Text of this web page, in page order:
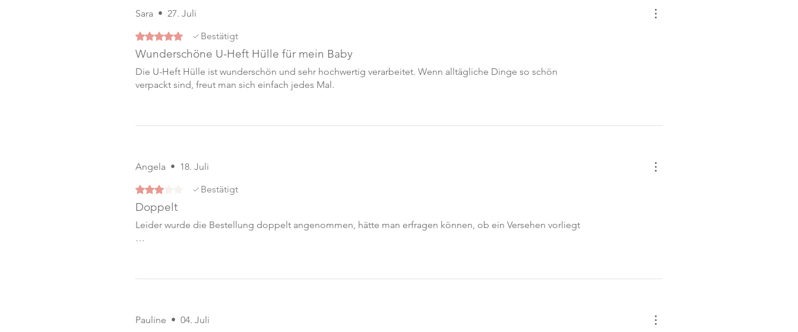
Sara • 27. Juli
Mit 5 von 5 Sternen bewertet.
Bestätigt
Wunderschöne U-Heft Hülle für mein Baby
Die U-Heft Hülle ist wunderschön und sehr hochwertig verarbeitet. Wenn alltägliche Dinge so schön
verpackt sind, freut man sich einfach jedes Mal.
Angela • 18. Juli
Mit 3 von 5 Sternen bewertet.
Bestätigt
Doppelt
Leider wurde die Bestellung doppelt angenommen, hätte man erfragen können, ob ein Versehen vorliegt
…
Pauline • 04. Juli